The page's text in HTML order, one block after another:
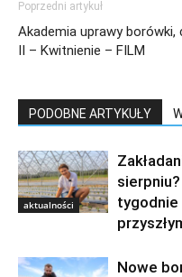
Poprzedni artykuł
Akademia uprawy borówki,
II – Kwitnienie – FILM
PODOBNE ARTYKUŁY
aktualności
tygodnie
Nowe